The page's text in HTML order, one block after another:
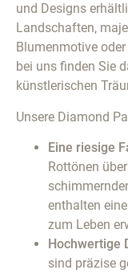
und Designs
Landschaften,
Blumenmotive
bei uns finden Sie
künstlerischen
Unsere Diamond
Eine riesige
Rottönen
enthalten
zum Leben
Hochwertige
sind präzise